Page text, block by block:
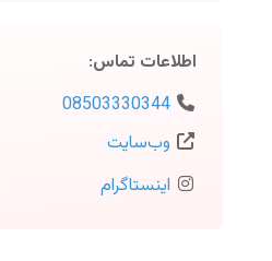
اطلاعات تماس:
08503330344
وب‌سایت
اینستاگرام